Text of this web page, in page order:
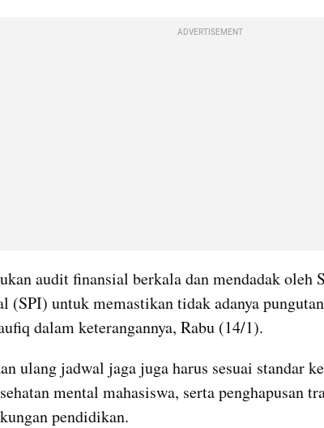
ADVERTISEMENT
audit finansial berkala dan mendadak oleh
(SPI) untuk memastikan tidak adanya
dalam keterangannya, Rabu (14/1).
ulang jadwal jaga juga harus sesuai standar
mental mahasiswa, serta penghapusan
pendidikan.